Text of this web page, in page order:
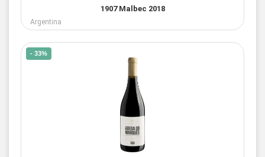
1907 Malbec 2018
Argentina
- 33%